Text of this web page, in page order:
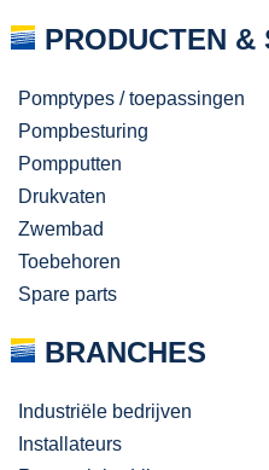
PRODUCTEN &
Pomptypes / toepassingen
Pompbesturing
Pompputten
Drukvaten
Zwembad
Toebehoren
Spare parts
BRANCHES
Industriële bedrijven
Installateurs